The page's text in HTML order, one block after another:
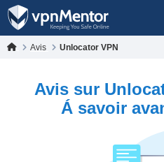
Avis Unlocator VPN
Avis sur
Á savoir